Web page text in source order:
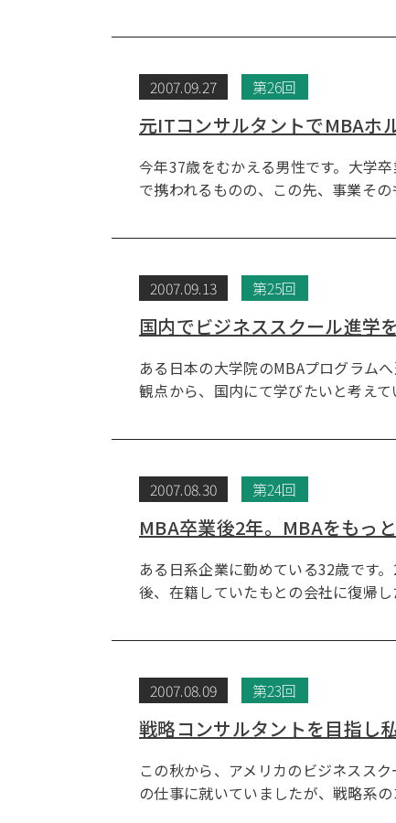
2007.09.27 第26回
元ITコンサルタントでMBAホ
今年37歳をむかえる男性です。大学
で携われるものの、この先、事業そ
2007.09.13 第25回
国内でビジネススクール進学
ある日本の大学院のMBAプログラム
観点から、国内にて学びたいと考え
2007.08.30 第24回
MBA卒業後2年。MBAをもっ
ある日系企業に勤めている32歳です
後、在籍していたもとの会社に復帰
2007.08.09 第23回
戦略コンサルタントを目指し
この秋から、アメリカのビジネスス
の仕事に就いていましたが、戦略系